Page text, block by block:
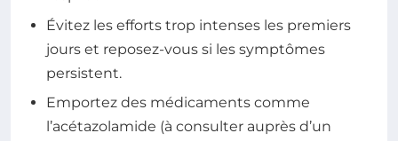
Évitez les efforts trop intenses les premiers
jours et reposez-vous si les symptômes
persistent.
Emportez des médicaments comme
l’acétazolamide (à consulter auprès d’un